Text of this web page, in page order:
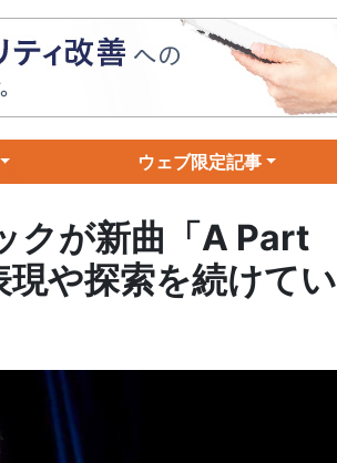
ウェブ限定記事
クが新曲「A Part
や探索を続けてい